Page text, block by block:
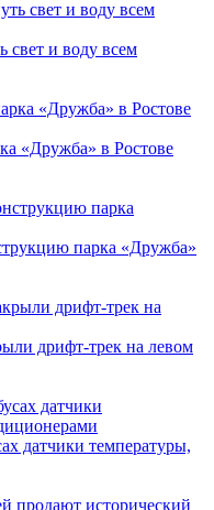
свет и воду всем
«Дружба» в Ростове
парка «Дружба»
дрифт-трек на левом
датчики температуры,